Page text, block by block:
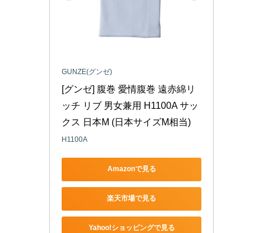
GUNZE(グンゼ)
[グンゼ] 腹巻 愛情腹巻 遠赤綿リ
ッチ リブ 男女兼用 H1100A サッ
クス 日本M (日本サイズM相当)
H1100A
Amazonで見る
楽天市場で見る
Yahoo!ショッピングで見る